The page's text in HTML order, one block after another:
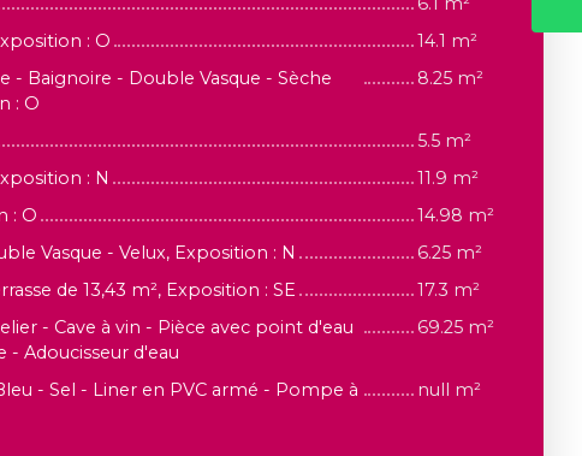
: O
14.1 m²
- Baignoire - Double Vasque - Sèche
: O
8.25 m²
5.5 m²
: N
11.9 m²
: O
14.98 m²
Vasque - Velux, Exposition : N
6.25 m²
de 13,43 m², Exposition : SE
17.3 m²
- Cave à vin - Pièce avec point d'eau
- Adoucisseur d'eau
69.25 m²
- Sel - Liner en PVC armé - Pompe à
null m²